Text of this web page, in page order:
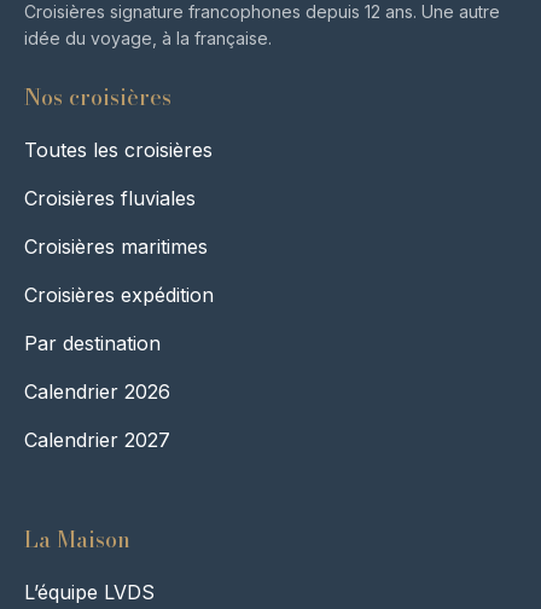
Croisières signature francophones depuis 12 ans. Une autre
idée du voyage, à la française.
Nos croisières
Toutes les croisières
Croisières fluviales
Croisières maritimes
Croisières expédition
Par destination
Calendrier 2026
Calendrier 2027
La Maison
L’équipe LVDS